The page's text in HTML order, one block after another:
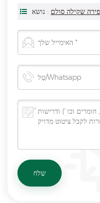
נושא : שקילה סולם